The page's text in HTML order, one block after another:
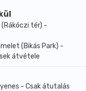
(Rákóczi tér) -
(Bikás Park) -
átvétele
- Csak átutalás